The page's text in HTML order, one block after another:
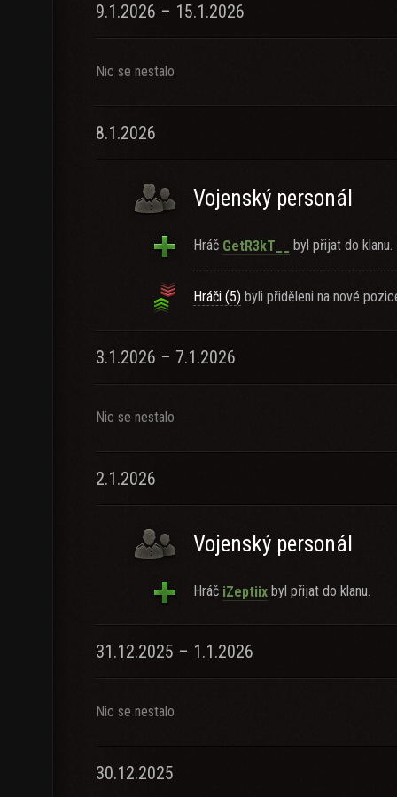
9.1.2026 – 15.1.2026
Nic se nestalo
8.1.2026
Vojenský personál
Hráč GetR3kT__ byl přijat do klanu.
Hráči (5) byli přiděleni na nové
3.1.2026 – 7.1.2026
Nic se nestalo
2.1.2026
Vojenský personál
Hráč iZeptiix byl přijat do klanu.
31.12.2025 – 1.1.2026
Nic se nestalo
30.12.2025